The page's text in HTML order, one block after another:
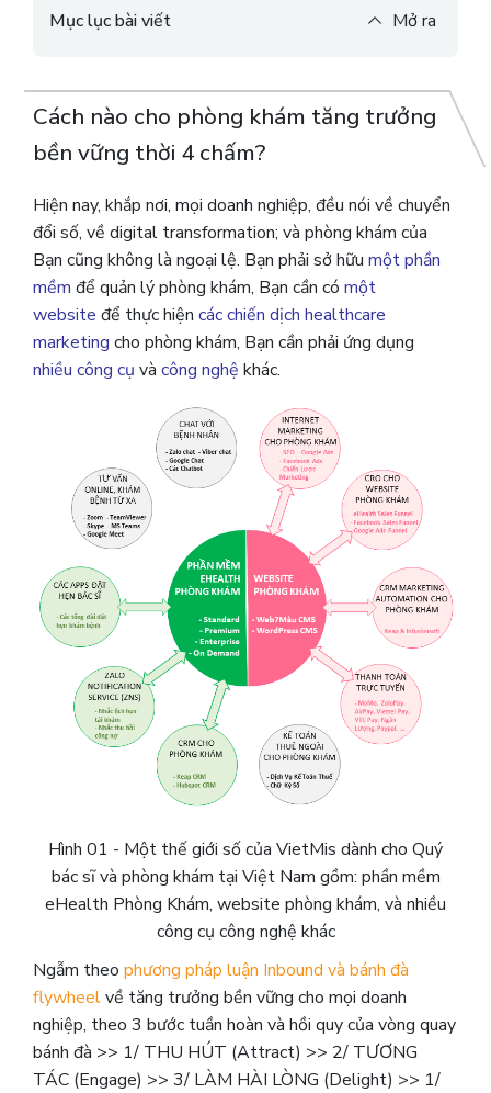
Mục lục bài viết Mở ra
Cách nào cho phòng khám tăng trưởng
bền vững thời 4 chấm?
Hiện nay, khắp nơi, mọi doanh nghiệp, đều nói về chuyển
đổi số, về digital transformation; và phòng khám của
Bạn cũng không là ngoại lệ. Bạn phải sở hữumột phần
mềm để quản lý phòng khám, Bạn cần cómột
website để thực hiệncác chiến dịch healthcare
marketing cho phòng khám, Bạn cần phải ứng dụng
nhiều công cụ và công nghệ khác.
Hình 01 - Một thế giới số của VietMis dành cho Quý
bác sĩ và phòng khám tại Việt Nam gồm: phần mềm
eHealth Phòng Khám, website phòng khám, và nhiều
công cụ công nghệ khác
Ngẫm theophương pháp luận Inbound và bánh đà
flywheelvề tăng trưởng bền vững cho mọi doanh
nghiệp, theo 3 bước tuần hoàn và hồi quy của vòng quay
bánh đà >> 1/ THU HÚT (Attract) >> 2/ TƯƠNG
TÁC (Engage) >> 3/ LÀM HÀI LÒNG (Delight) >> 1/